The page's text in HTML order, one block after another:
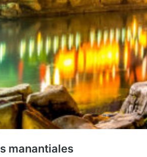
manantiales